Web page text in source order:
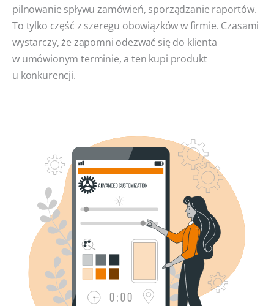
pilnowanie spływu zamówień, sporządzanie raportów.
To tylko część z szeregu obowiązków w firmie. Czasami
wystarczy, że zapomni odezwać się do klienta
w umówionym terminie, a ten kupi produkt
u konkurencji.